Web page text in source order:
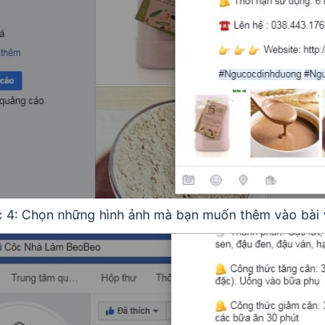
4: Chọn những hình ảnh mà bạn muốn thêm vào bài